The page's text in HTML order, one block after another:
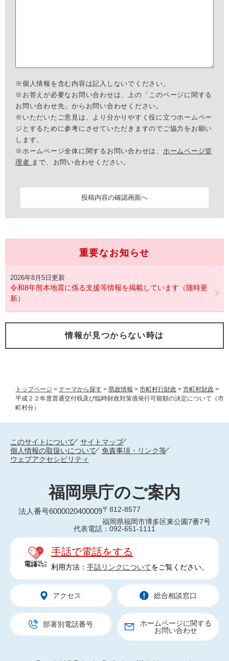
トップページ > テーマから探す > 県政情報 > 市町村行財政 > 市町村財政 >
平成２２年度普通交付税及び臨時財政対策債発行可能額の決定について（市
町村分）
※個人情報を含む内容は記入しないでください。
※お答えが必要なお問い合わせは、上の「このページに関する
お問い合わせ先」からお問い合わせください。
※いただいたご意見は、より分かりやすく役に立つホームペー
ジとするために参考にさせていただきますのでご協力をお願い
します。
※ホームページ全体に関するお問い合わせは、 ホームページ管
理者 まで、お問い合わせください。
重要なお知らせ
2026年8月5日更新
令和8年熊本地震に係る支援等情報を掲載しています（随時更
新）
情報が見つからない時は
このサイトについて
サイトマップ
個人情報の取扱いについて
免責事項・リンク等
ウェブアクセシビリティ
福岡県庁のご案内
法人番号6000020400009〒812-8577
福岡県福岡市博多区東公園7番7号
代表電話：092-651-1111
手話で電話をする
利用方法： 手話リンクについてをご覧ください。
アクセス 総合相談窓口
部署別電話番号
ホームページに関する
お問い合わせ